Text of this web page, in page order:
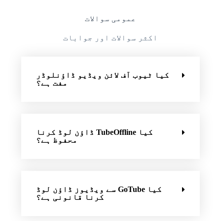
عمومی سوالات
اکثر سوالات اور جوابات
کیا ٹیوب آف لائن ویڈیو ڈاؤنلوڈر
مفت ہے؟
کیا TubeOffline ڈاؤن لوڈ کرنا
محفوظ ہے؟
کیا GoTube سے ویڈیوز ڈاؤن لوڈ
کرنا قانونی ہے؟